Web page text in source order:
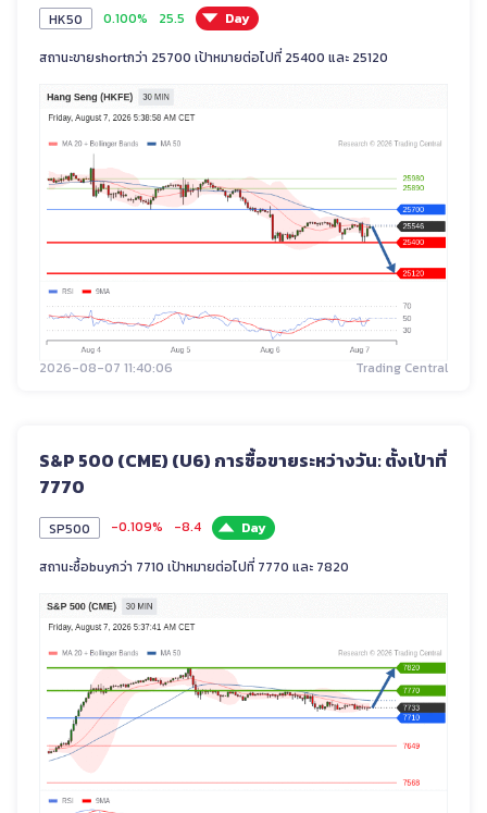
Trader |
HK50 0.100% 25.5
Day
สถานะขายshortกว่า 25700 เป้าหมายต่อไปที่ 25400 และ 25120
2026-08-07 11:40:06 Trading Central
S&P 500 (CME) (U6) การซื้อขายระหว่างวัน: ตั้งเป้าที่
7770
SP500 -0.109% -8.4
Day
สถานะซื้อbuyกว่า 7710 เป้าหมายต่อไปที่ 7770 และ 7820